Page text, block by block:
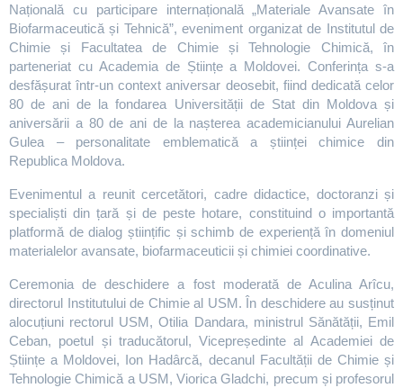
Națională cu participare internațională „Materiale Avansate în
Biofarmaceutică și Tehnică”, eveniment organizat de Institutul de
Chimie și Facultatea de Chimie și Tehnologie Chimică, în
parteneriat cu Academia de Științe a Moldovei. Conferința s-a
desfășurat într-un context aniversar deosebit, fiind dedicată celor
80 de ani de la fondarea Universității de Stat din Moldova și
aniversării a 80 de ani de la nașterea academicianului Aurelian
Gulea – personalitate emblematică a științei chimice din
Republica Moldova.
Evenimentul a reunit cercetători, cadre didactice, doctoranzi și
specialiști din țară și de peste hotare, constituind o importantă
platformă de dialog științific și schimb de experiență în domeniul
materialelor avansate, biofarmaceuticii și chimiei coordinative.
Ceremonia de deschidere a fost moderată de Aculina Arîcu,
directorul Institutului de Chimie al USM. În deschidere au susținut
alocuțiuni rectorul USM, Otilia Dandara, ministrul Sănătății, Emil
Ceban, poetul și traducătorul, Vicepreședinte al Academiei de
Științe a Moldovei, Ion Hadârcă, decanul Facultății de Chimie și
Tehnologie Chimică a USM, Viorica Gladchi, precum și profesorul